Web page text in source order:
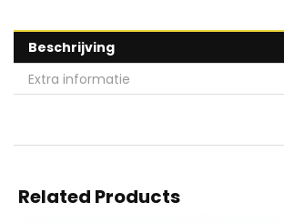
Beschrijving
Extra informatie
Related Products